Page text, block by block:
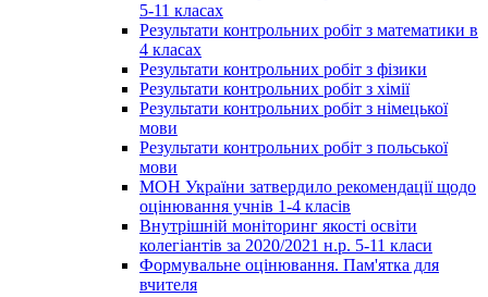
5-11 класах
Результати контрольних робіт з математики в
4 класах
Результати контрольних робіт з фізики
Результати контрольних робіт з хімії
Результати контрольних робіт з німецької
мови
Результати контрольних робіт з польської
мови
МОН України затвердило рекомендації щодо
оцінювання учнів 1-4 класів
Внутрішній моніторинг якості освіти
колегіантів за 2020/2021 н.р. 5-11 класи
Формувальне оцінювання. Пам'ятка для
вчителя